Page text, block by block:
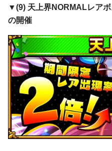
▼(9) 天上界NORMALレア
の開催